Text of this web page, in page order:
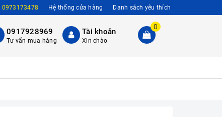
0973173478 Hệ thống cửa hàng Danh sách yêu thích
0917928969
Tư vấn mua hàng
Tài khoản
Xin chào
0